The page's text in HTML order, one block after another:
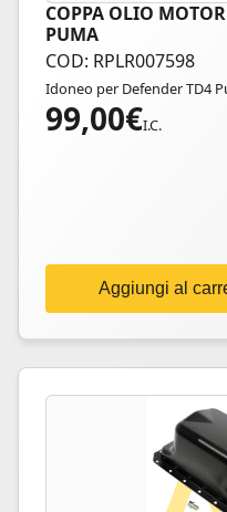
COPPA OLIO
PUMA
COD: RPLR007598
Idoneo per Defender TD4
99,00€I.C.
Aggiungi al